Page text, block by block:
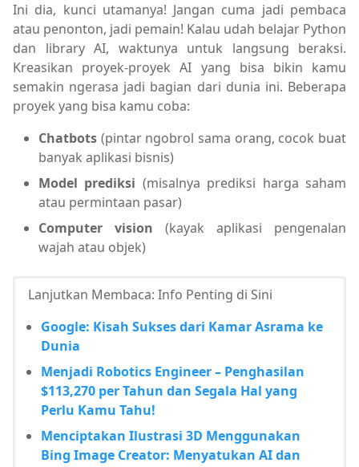
Ini dia, kunci utamanya! Jangan cuma jadi pembaca
atau penonton, jadi pemain! Kalau udah belajar Python
dan library AI, waktunya untuk langsung beraksi.
Kreasikan proyek-proyek AI yang bisa bikin kamu
semakin ngerasa jadi bagian dari dunia ini. Beberapa
proyek yang bisa kamu coba:
Chatbots (pintar ngobrol sama orang, cocok buat
banyak aplikasi bisnis)
Model prediksi (misalnya prediksi harga saham
atau permintaan pasar)
Computer vision (kayak aplikasi pengenalan
wajah atau objek)
Lanjutkan Membaca: Info Penting di Sini
Google: Kisah Sukses dari Kamar Asrama ke
Dunia
Menjadi Robotics Engineer – Penghasilan
$113,270 per Tahun dan Segala Hal yang
Perlu Kamu Tahu!
Menciptakan Ilustrasi 3D Menggunakan
Bing Image Creator: Menyatukan AI dan